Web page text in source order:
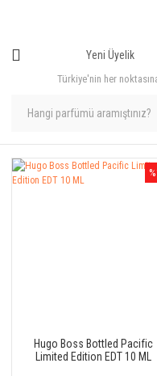
Türkiye'nin her
Yeni Üyelik
Hugo Boss Bottled Pacific
Limited Edition EDT 10 ML